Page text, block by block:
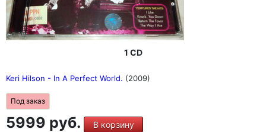
1 CD
Keri Hilson - In A Perfect World. (2009)
Под заказ
5999 руб. В корзину